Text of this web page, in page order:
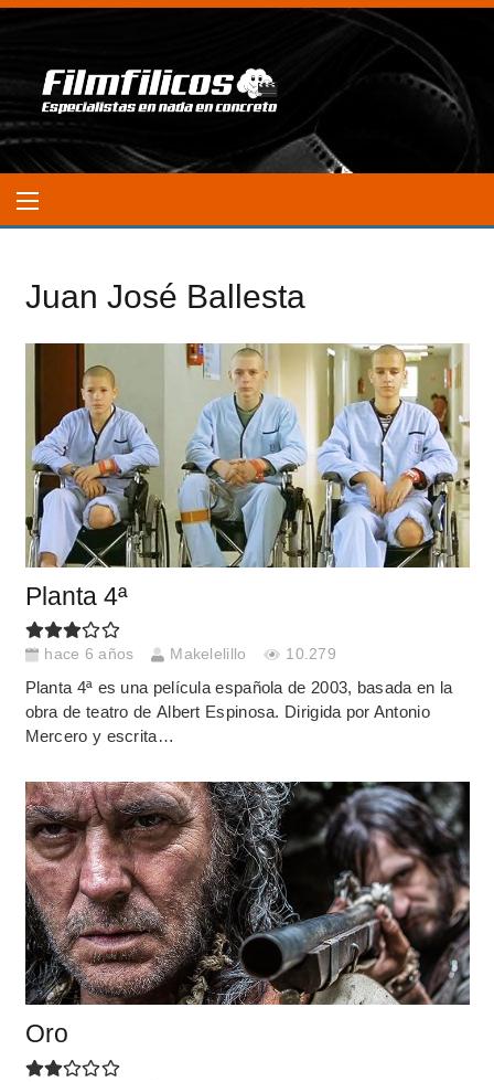
Juan José Ballesta
Planta 4ª
hace 6 años Makelelillo 10.279
Planta 4ª es una película española de 2003, basada en la
obra de teatro de Albert Espinosa. Dirigida por Antonio
Mercero y escrita…
Oro